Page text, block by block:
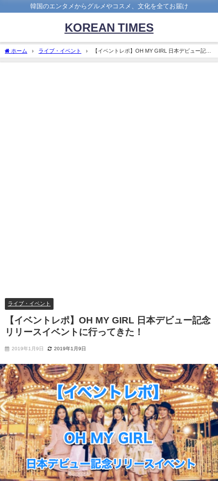
韓国のエンタメからグルメやコスメ、文化を全てお届け
KOREAN TIMES
ホーム ライブ・イベント
【イベントレポ】OH MY GIRL 日本デビュー記念
リリースイベントに行ってきた！
ライブ・イベント
【イベントレポ】OH MY GIRL 日本デビュー記念
リリースイベントに行ってきた！
2019年1月9日 2019年1月9日